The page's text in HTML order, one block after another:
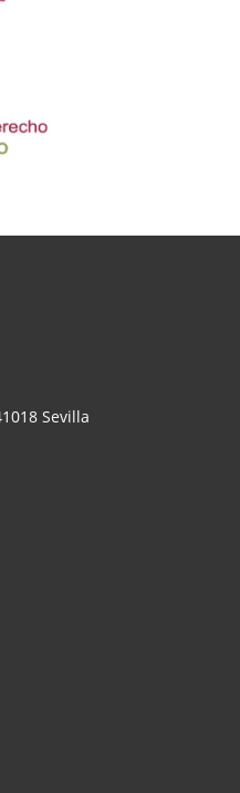
Sevilla